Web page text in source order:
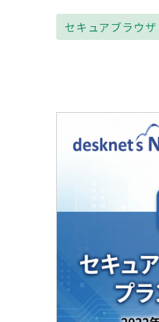
セキュアブラウザ